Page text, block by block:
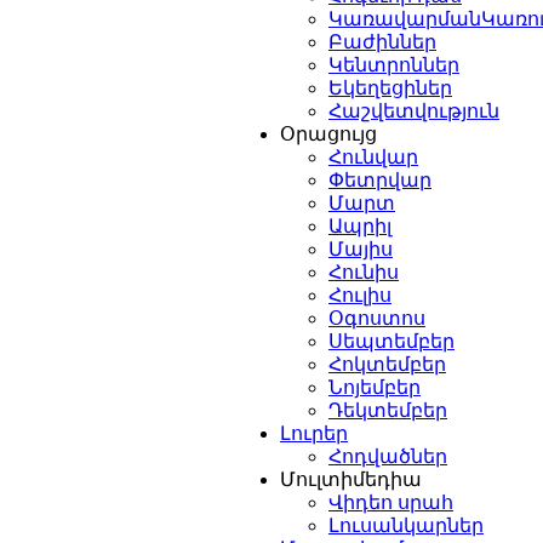
Բաժիններ
Կենտրոններ
Եկեղեցիներ
Հաշվետվություն
Օրացույց
Հունվար
Փետրվար
Մարտ
Ապրիլ
Մայիս
Հունիս
Հուլիս
Օգոստոս
Սեպտեմբեր
Հոկտեմբեր
Նոյեմբեր
Դեկտեմբեր
Լուրեր
Հոդվածներ
Մուլտիմեդիա
Վիդեո սրահ
Լուսանկարներ